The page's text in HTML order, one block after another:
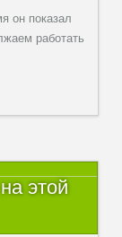
он показал
работать
этой